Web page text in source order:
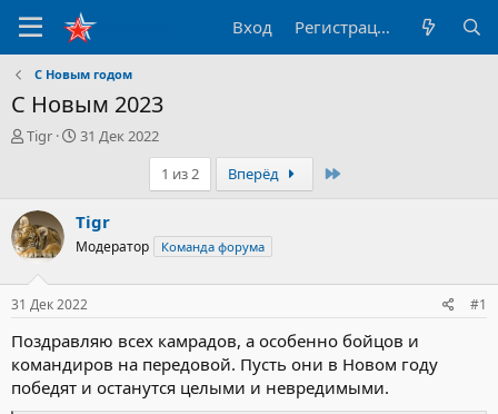
Вход Регистрация
С Новым годом
С Новым 2023
А
р
т
е
м
ы
Tigr
Д
н
а
ч
л
а
31 Дек 2022
1 из 2
Вперёд
Tigr
Модератор Команда форума
31 Дек 2022 #1
Поздравляю всех камрадов, а особенно бойцов и
командиров на передовой. Пусть они в Новом году
победят и останутся целыми и невредимыми.